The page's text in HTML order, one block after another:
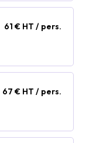
61 € HT / pers.
67 € HT / pers.